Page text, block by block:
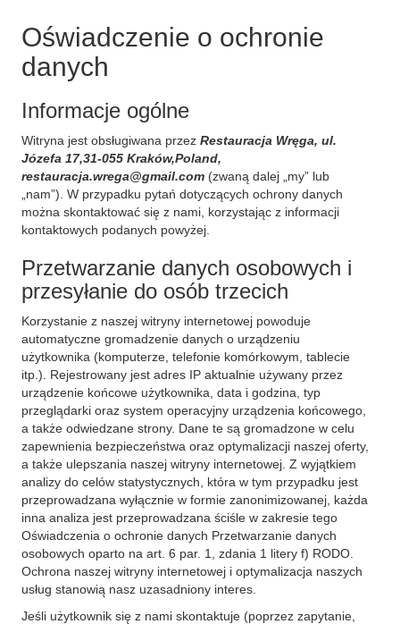
Oświadczenie o ochronie
danych
Informacje ogólne
Witryna jest obsługiwana przez Restauracja Wręga, ul.
Józefa 17,31-055 Kraków,Poland,
restauracja.wrega@gmail.com (zwaną dalej „my” lub
„nam”). W przypadku pytań dotyczących ochrony danych
można skontaktować się z nami, korzystając z informacji
kontaktowych podanych powyżej.
Przetwarzanie danych osobowych i
przesyłanie do osób trzecich
Korzystanie z naszej witryny internetowej powoduje
automatyczne gromadzenie danych o urządzeniu
użytkownika (komputerze, telefonie komórkowym, tablecie
itp.). Rejestrowany jest adres IP aktualnie używany przez
urządzenie końcowe użytkownika, data i godzina, typ
przeglądarki oraz system operacyjny urządzenia końcowego,
a także odwiedzane strony. Dane te są gromadzone w celu
zapewnienia bezpieczeństwa oraz optymalizacji naszej oferty,
a także ulepszania naszej witryny internetowej. Z wyjątkiem
analizy do celów statystycznych, która w tym przypadku jest
przeprowadzana wyłącznie w formie zanonimizowanej, każda
inna analiza jest przeprowadzana ściśle w zakresie tego
Oświadczenia o ochronie danych Przetwarzanie danych
osobowych oparto na art. 6 par. 1, zdania 1 litery f) RODO.
Ochrona naszej witryny internetowej i optymalizacja naszych
usług stanowią nasz uzasadniony interes.
Jeśli użytkownik się z nami skontaktuje (poprzez zapytanie,